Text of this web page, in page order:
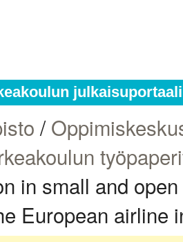
julkaisuportaali
/
in small and
European airline